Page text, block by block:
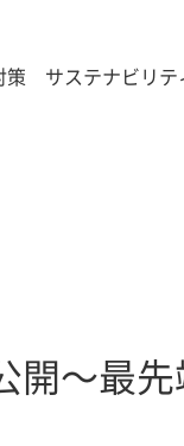
策 サステナビリテ
開～最